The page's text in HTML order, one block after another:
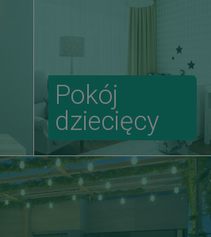
Pokój
dziecięcy